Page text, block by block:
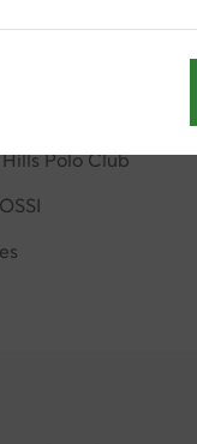
Polo Club